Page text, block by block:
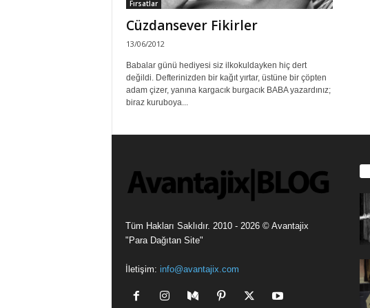
Fırsatlar
Cüzdansever Fikirler
13/06/2012
Babalar günü hediyesi siz ilkokuldayken hiç dert
değildi. Defterinizden bir kağıt yırtar, üstüne bir çöpten
adam çizer, yanına kargacık burgacık BABA yazardınız;
biraz kuruboya...
Tüm Hakları Saklıdır. 2010 - 2026 © Avantajix
"Para Dağıtan Site"
İletişim: info@avantajix.com